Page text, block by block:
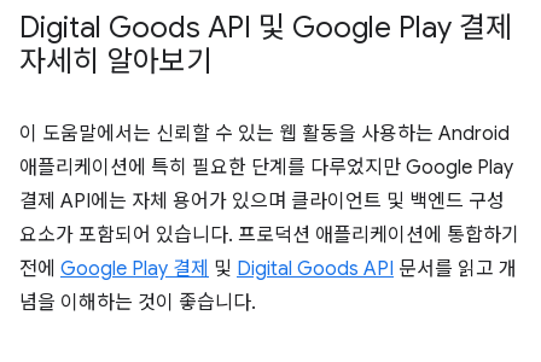
Digital Goods API 및 Google Play 결제
자세히 알아보기
이 도움말에서는 신뢰할 수 있는 웹 활동을 사용하는 Android
애플리케이션에 특히 필요한 단계를 다루었지만 Google Play
결제 API에는 자체 용어가 있으며 클라이언트 및 백엔드 구성
요소가 포함되어 있습니다. 프로덕션 애플리케이션에 통합하기
전에 Google Play 결제 및 Digital Goods API 문서를 읽고 개
념을 이해하는 것이 좋습니다.